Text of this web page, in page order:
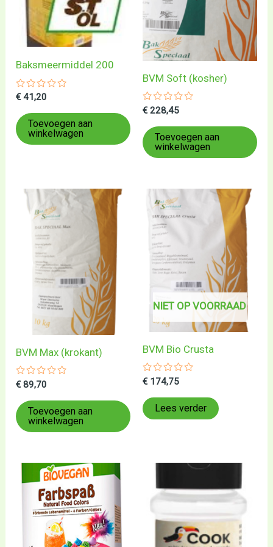
Baksmeermiddel 200
Gewaardeerd
uit
5
€ 41,20
Toevoegen aan
winkelwagen
BVM Soft (kosher)
Gewaardeerd
uit
5
€ 228,45
Toevoegen aan
winkelwagen
BVM Max (krokant)
Gewaardeerd
uit
5
€ 89,70
Toevoegen aan
winkelwagen
NIET OP VOORRAAD
BVM Bio Crusta
Gewaardeerd
uit
5
€ 174,75
Lees verder